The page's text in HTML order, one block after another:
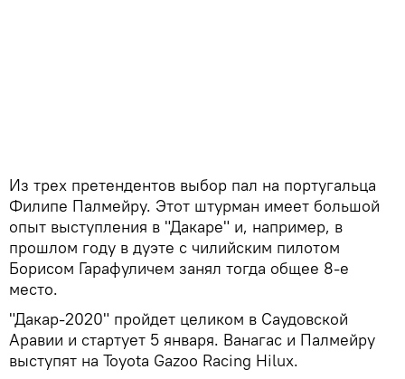
Из трех претендентов выбор пал на португальца
Филипе Палмейру. Этот штурман имеет большой
опыт выступления в "Дакаре" и, например, в
прошлом году в дуэте с чилийским пилотом
Борисом Гарафуличем занял тогда общее 8-е
место.
"Дакар-2020" пройдет целиком в Саудовской
Аравии и стартует 5 января. Ванагас и Палмейру
выступят на Toyota Gazoo Racing Hilux.